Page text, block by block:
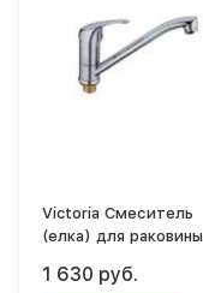
Victoria Смеситель
(елка) для раковины
гайкой) Jenny ф35
1 630 руб.